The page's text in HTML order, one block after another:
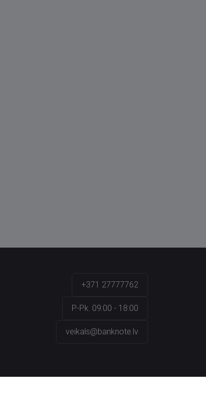
+371 27777762
P.-Pk. 09:00 - 18:00
veikals@banknote.lv